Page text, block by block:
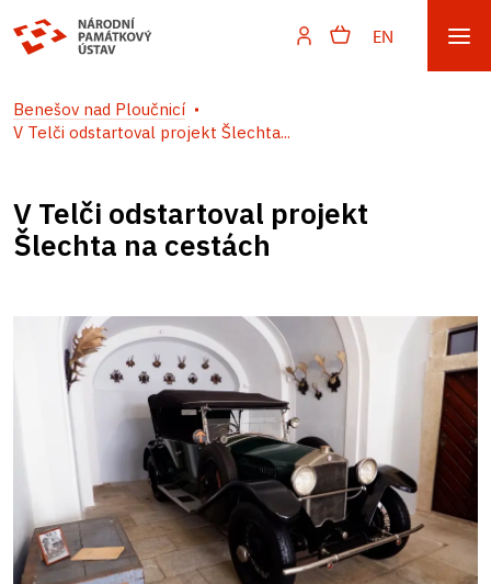
EN
Benešov nad Ploučnicí
V Telči odstartoval projekt Šlechta...
V Telči odstartoval projekt
Šlechta na cestách